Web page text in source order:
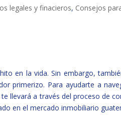
legales y finacieros, Consejos
en la vida. Sin embargo,
primerizo. Para ayudarte a
llevará a través del proceso de
en el mercado inmobiliario